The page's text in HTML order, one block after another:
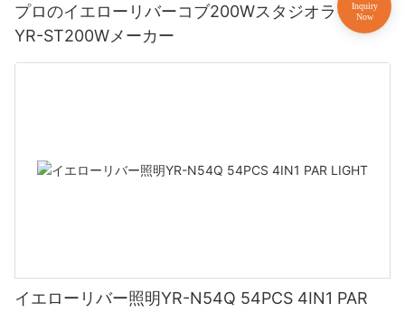
プロのイエローリバーコブ200Wスタジオライト
YR-ST200Wメーカー
イエローリバー照明YR-N54Q 54PCS 4IN1 PAR